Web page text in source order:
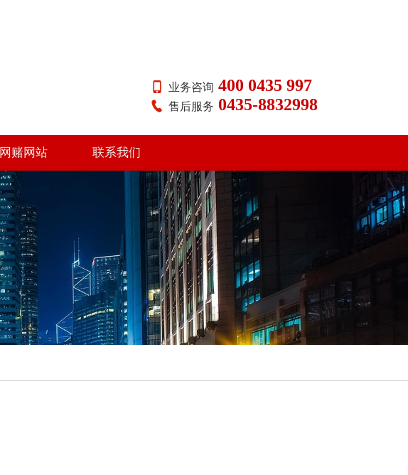
业务咨询 400 0435 997
售后服务 0435-8832998
网赌网站 联系我们